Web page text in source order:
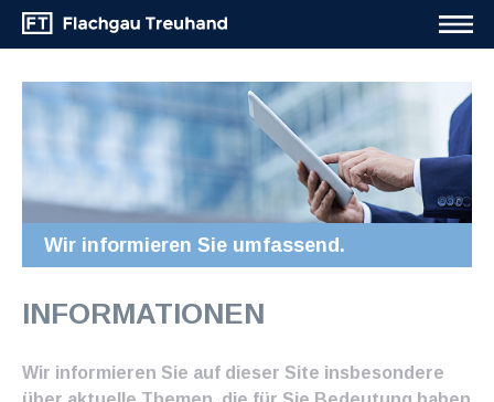
Wir informieren Sie umfassend.
INFORMATIONEN
Wir informieren Sie auf dieser Site insbesondere